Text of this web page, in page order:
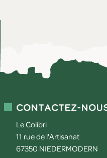
Contactez-
Le Colibri
11 rue de l'Artisanat
67350 NIEDERMODERN